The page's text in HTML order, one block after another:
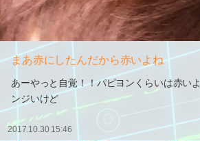
まあ赤にしたんだから赤いよね
あーやっと自覚！！パピヨンくらいは赤い
ンジいけど
2017.10.30 15:46